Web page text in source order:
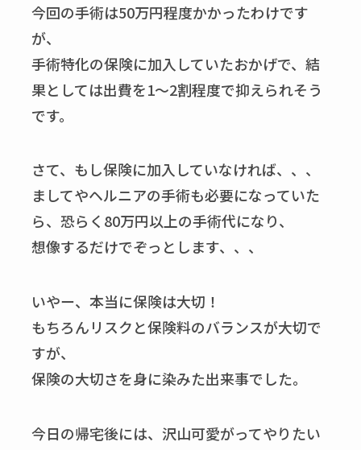
今回の手術は50万円程度かかったわけです
が、
手術特化の保険に加入していたおかげで、結
果としては出費を1～2割程度で抑えられそう
です。
さて、もし保険に加入していなければ、、、
ましてやヘルニアの手術も必要になっていた
ら、恐らく80万円以上の手術代になり、
想像するだけでぞっとします、、、
いやー、本当に保険は大切！
もちろんリスクと保険料のバランスが大切で
すが、
保険の大切さを身に染みた出来事でした。
今日の帰宅後には、沢山可愛がってやりたい